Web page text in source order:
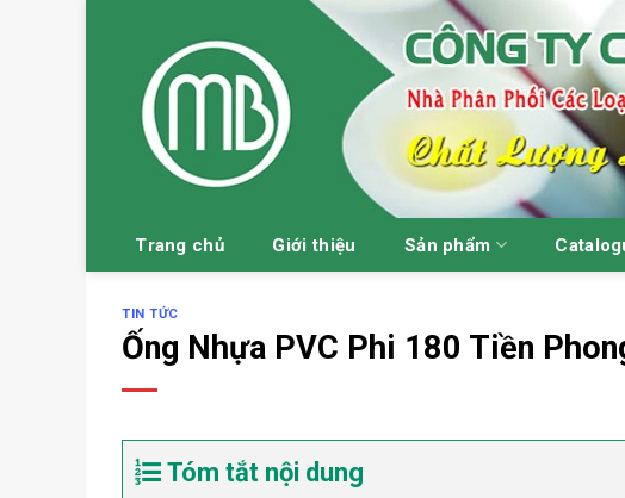
Trang chủ Giới thiệu Sản phẩm
TIN TỨC
Ống Nhựa PVC Phi 180 Tiền
Tóm tắt nội dung